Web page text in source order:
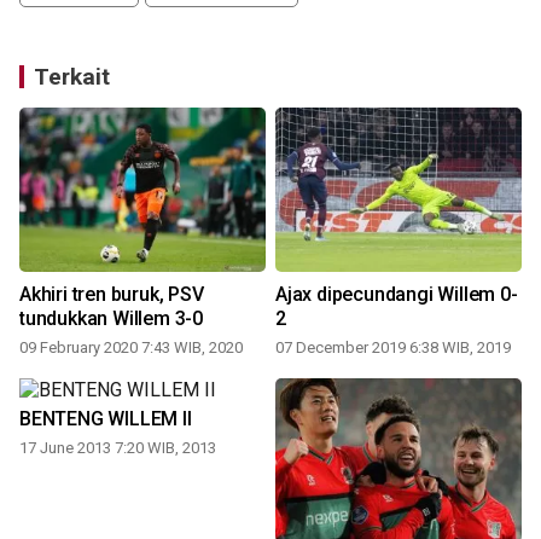
Terkait
Akhiri tren buruk, PSV
tundukkan Willem 3-0
09 February 2020 7:43 WIB, 2020
Ajax dipecundangi Willem 0-
2
07 December 2019 6:38 WIB, 2019
BENTENG WILLEM II
17 June 2013 7:20 WIB, 2013